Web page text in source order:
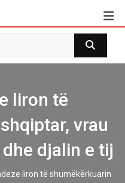
liron të
vrau
djalin e tij
liron të shumëkërkuarin